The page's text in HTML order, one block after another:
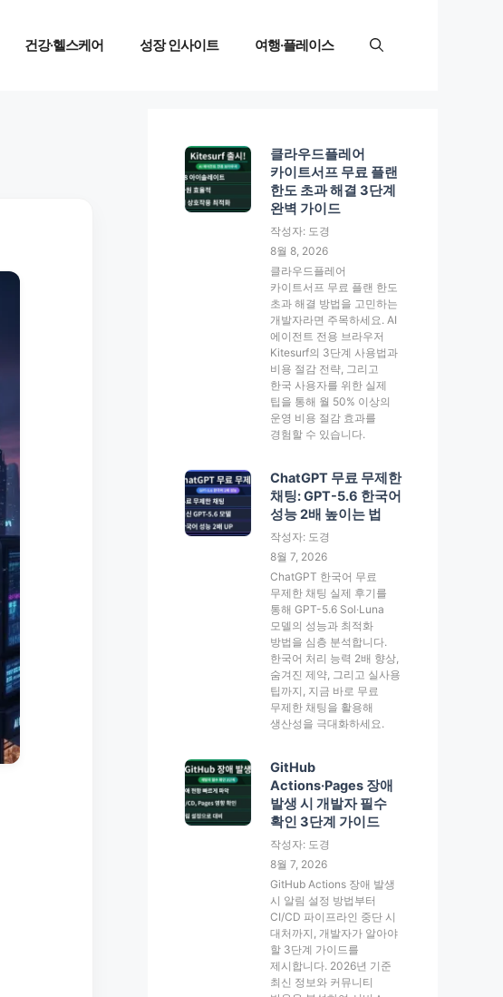
건강·헬스케어 성장 인사이트 여행·플레이스
클라우드플레어
카이트서프 무료 플랜
한도 초과 해결 3단계
완벽 가이드
작성자: 도경
8월 8, 2026
클라우드플레어
카이트서프 무료 플랜 한도
초과 해결 방법을 고민하는
개발자라면 주목하세요. AI
에이전트 전용 브라우저
Kitesurf의 3단계 사용법과
비용 절감 전략, 그리고
한국 사용자를 위한 실제
팁을 통해 월 50% 이상의
운영 비용 절감 효과를
경험할 수 있습니다.
ChatGPT 무료 무제한
채팅: GPT-5.6 한국어
성능 2배 높이는 법
작성자: 도경
8월 7, 2026
ChatGPT 한국어 무료
무제한 채팅 실제 후기를
통해 GPT-5.6 Sol·Luna
모델의 성능과 최적화
방법을 심층 분석합니다.
한국어 처리 능력 2배 향상,
숨겨진 제약, 그리고 실사용
팁까지, 지금 바로 무료
무제한 채팅을 활용해
생산성을 극대화하세요.
GitHub
Actions·Pages 장애
발생 시 개발자 필수
확인 3단계 가이드
작성자: 도경
8월 7, 2026
GitHub Actions 장애 발생
시 알림 설정 방법부터
CI/CD 파이프라인 중단 시
대처까지, 개발자가 알아야
할 3단계 가이드를
제시합니다. 2026년 기준
최신 정보와 커뮤니티